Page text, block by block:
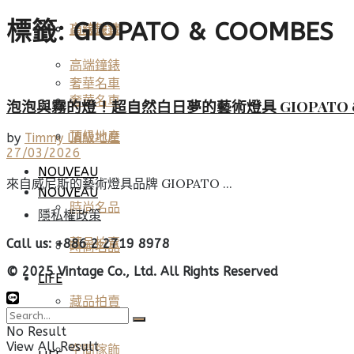
高端鐘錶
奢華名車
頂級地產
NOUVEAU
時尚名品
藏品拍賣
頂級珠寶
高端鐘錶
奢華名車
頂級地產
NOUVEAU
時尚名品
藏品拍賣
LIFE
空間傢飾
標籤:GIOPATO & COOMBES
泡泡與霧的燈！超自然白日夢的藝術燈具
by Timmy Lo
27/03/2026
來自威尼斯的藝術燈具品牌 GIOPATO ...
隱私權政策
Call us: +886 2 2719 8978
© 2025 Vintage Co., Ltd. All Rights Reserved
No Result
View All Result